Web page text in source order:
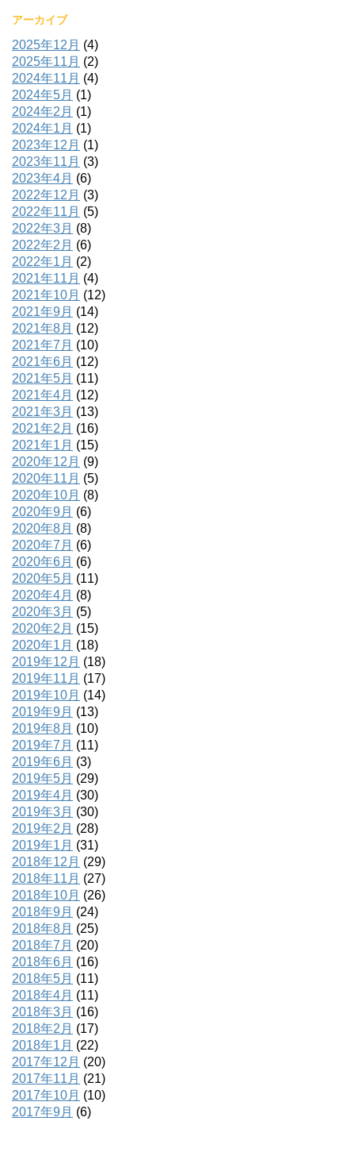
アーカイブ
2025年12月 (4)
2025年11月 (2)
2024年11月 (4)
2024年5月 (1)
2024年2月 (1)
2024年1月 (1)
2023年12月 (1)
2023年11月 (3)
2023年4月 (6)
2022年12月 (3)
2022年11月 (5)
2022年3月 (8)
2022年2月 (6)
2022年1月 (2)
2021年11月 (4)
2021年10月 (12)
2021年9月 (14)
2021年8月 (12)
2021年7月 (10)
2021年6月 (12)
2021年5月 (11)
2021年4月 (12)
2021年3月 (13)
2021年2月 (16)
2021年1月 (15)
2020年12月 (9)
2020年11月 (5)
2020年10月 (8)
2020年9月 (6)
2020年8月 (8)
2020年7月 (6)
2020年6月 (6)
2020年5月 (11)
2020年4月 (8)
2020年3月 (5)
2020年2月 (15)
2020年1月 (18)
2019年12月 (18)
2019年11月 (17)
2019年10月 (14)
2019年9月 (13)
2019年8月 (10)
2019年7月 (11)
2019年6月 (3)
2019年5月 (29)
2019年4月 (30)
2019年3月 (30)
2019年2月 (28)
2019年1月 (31)
2018年12月 (29)
2018年11月 (27)
2018年10月 (26)
2018年9月 (24)
2018年8月 (25)
2018年7月 (20)
2018年6月 (16)
2018年5月 (11)
2018年4月 (11)
2018年3月 (16)
2018年2月 (17)
2018年1月 (22)
2017年12月 (20)
2017年11月 (21)
2017年10月 (10)
2017年9月 (6)